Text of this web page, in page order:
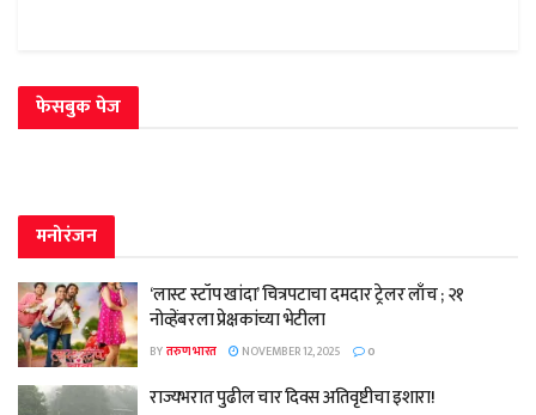
फेसबुक पेज
मनोरंजन
‘लास्ट स्टॉप खांदा’ चित्रपटाचा दमदार ट्रेलर लाँच ; २१
नोव्हेंबरला प्रेक्षकांच्या भेटीला
BYतरुण भारत NOVEMBER 12, 2025 0
राज्यभरात पुढील चार दिवस अतिवृष्टीचा इशारा!